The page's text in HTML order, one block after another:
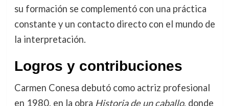
su formación se complementó con una práctica
constante y un contacto directo con el mundo de
la interpretación.
Logros y contribuciones
Carmen Conesa debutó como actriz profesional
en 1980, en la obra Historia de un caballo, donde